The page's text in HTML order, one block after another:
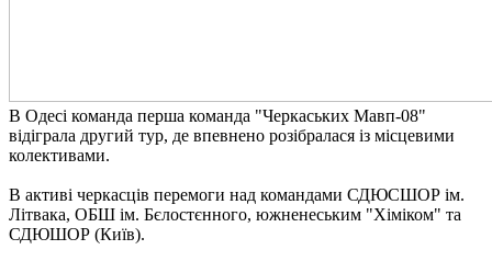
В Одесі команда перша команда "Черкаських Мавп-08"
відіграла другий тур, де впевнено розібралася із місцевими
колективами.
В активі черкасців перемоги над командами СДЮСШОР ім.
Літвака, ОБШ ім. Бєлостєнного, южненеським "Хіміком" та
СДЮШОР (Київ).